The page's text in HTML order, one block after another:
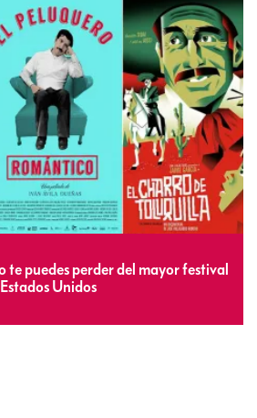
te puedes perder del mayor festival
Unidos